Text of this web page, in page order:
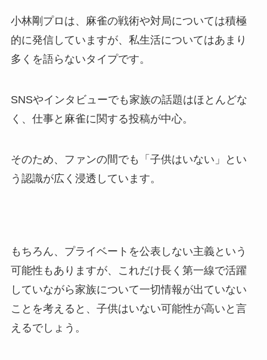
小林剛プロは、麻雀の戦術や対局については積極
的に発信していますが、私生活についてはあまり
多くを語らないタイプです。
SNSやインタビューでも家族の話題はほとんどな
く、仕事と麻雀に関する投稿が中心。
そのため、ファンの間でも「子供はいない」とい
う認識が広く浸透しています。
もちろん、プライベートを公表しない主義という
可能性もありますが、これだけ長く第一線で活躍
していながら家族について一切情報が出ていない
ことを考えると、子供はいない可能性が高いと言
えるでしょう。